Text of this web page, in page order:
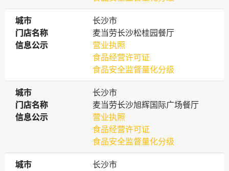
城市
城市
长沙市
门店名称
门店名称
麦当劳长沙松桂园餐厅
信息公示
信息公示
营业执照
食品经营许可证
食品安全监督量化分级
城市
城市
长沙市
门店名称
门店名称
麦当劳长沙旭辉国际广场餐厅
信息公示
信息公示
营业执照
食品经营许可证
食品安全监督量化分级
城市
城市
长沙市